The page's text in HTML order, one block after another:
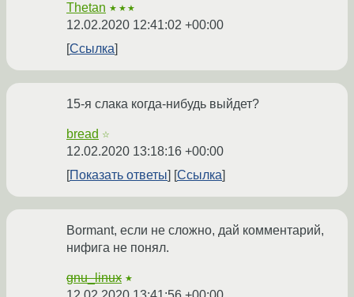
Thetan ★★★
12.02.2020 12:41:02 +00:00
Ссылка
15-я слака когда-нибудь выйдет?
bread ☆
12.02.2020 13:18:16 +00:00
Показать ответы
Ссылка
Bormant, если не сложно, дай комментарий,
нифига не понял.
gnu_linux ★